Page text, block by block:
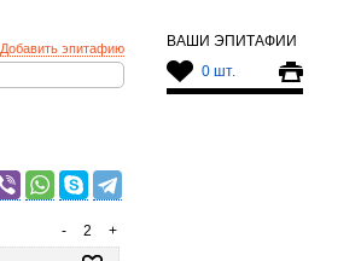
ВАШИ ЭПИТАФИИ
0 шт.
Добавить эпитафию
+
2
-